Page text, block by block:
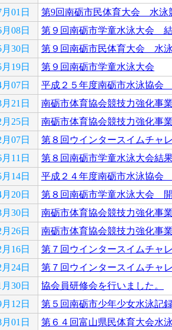
01日
第9回南砺市民体育大会 水
08日
第９回南砺市学童水泳大会
30日
第９回南砺市民体育大会 水
19日
第９回南砺市学童水泳大会
07日
平成２５年度南砺市水泳協会
21日
南砺市体育協会競技力強化事
25日
南砺市体育協会競技力強化事
07日
第８回ウインタースイムチャ
11日
第８回南砺市学童水泳大会結
14日
平成２４年度南砺市水泳協会
20日
第８回南砺市学童水泳大会
30日
南砺市体育協会競技力強化事
26日
南砺市体育協会競技力強化事
16日
第７回ウインタースイムチャ
24日
第７回ウインタースイムチャ
30日
協会員研修会を行いました。
12日
第５回南砺市少年少女水泳記
01日
第６４回富山県民体育大会水